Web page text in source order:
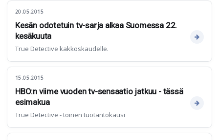
20.05.2015
Kesän odotetuin tv-sarja alkaa Suomessa 22.
kesäkuuta
True Detective kakkoskaudelle.
15.05.2015
HBO:n viime vuoden tv-sensaatio jatkuu - tässä
esimakua
True Detective - toinen tuotantokausi